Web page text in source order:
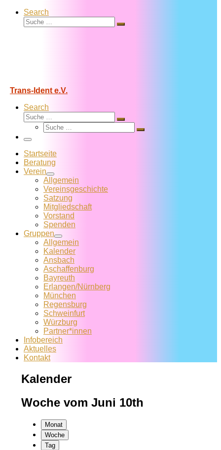
Search
Suche
Suche
Trans-Ident e.V.
Search
Suche
Suche
Suche
Suche
Menü
Startseite
Beratung
Verein
Allgemein
Vereins­geschichte
Satzung
Mitglied­schaft
Vorstand
Spenden
Gruppen
Allgemein
Kalender
Ansbach
Aschaffenburg
Bayreuth
Erlangen/Nürnberg
München
Regensburg
Schweinfurt
Würzburg
Partner*innen
Infobereich
Aktuelles
Kontakt
Kalender
Woche vom Juni 10th
Monat
Woche
Tag